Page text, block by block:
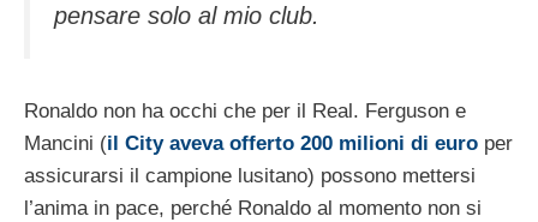
pensare solo al mio club.
Ronaldo non ha occhi che per il Real. Ferguson e
Mancini (il City aveva offerto 200 milioni di euro per
assicurarsi il campione lusitano) possono mettersi
l’anima in pace, perché Ronaldo al momento non si